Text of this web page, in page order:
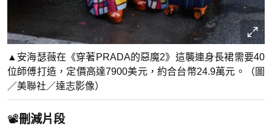
▲安海瑟薇在《穿著PRADA的惡魔2》這襲連身長裙需要40
位師傅打造，定價高達7900美元，約合台幣24.9萬元。（圖
／美聯社／達志影像）
📽️刪減片段